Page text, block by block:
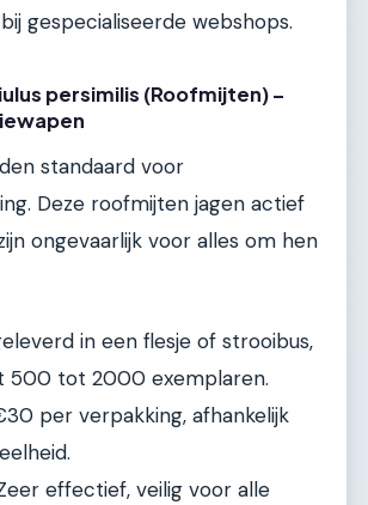
gespecialiseerde webshops.
persimilis (Roofmijten) –
standaard voor
Deze roofmijten jagen actief
ongevaarlijk voor alles om hen
in een flesje of strooibus,
500 tot 2000 exemplaren.
per verpakking, afhankelijk
effectief, veilig voor alle